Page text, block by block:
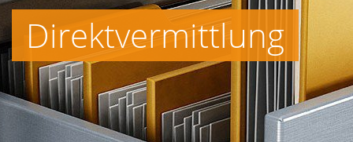
Direktvermittlung